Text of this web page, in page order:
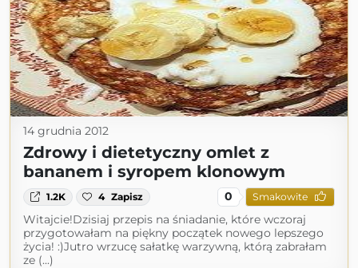
14 grudnia 2012
Zdrowy i dietetyczny omlet z
bananem i syropem klonowym
1.2K 4 Zapisz 0 Smakowite
Witajcie!Dzisiaj przepis na śniadanie, które wczoraj
przygotowałam na piękny początek nowego lepszego
życia! :)Jutro wrzucę sałatkę warzywną, którą zabrałam
ze (...)